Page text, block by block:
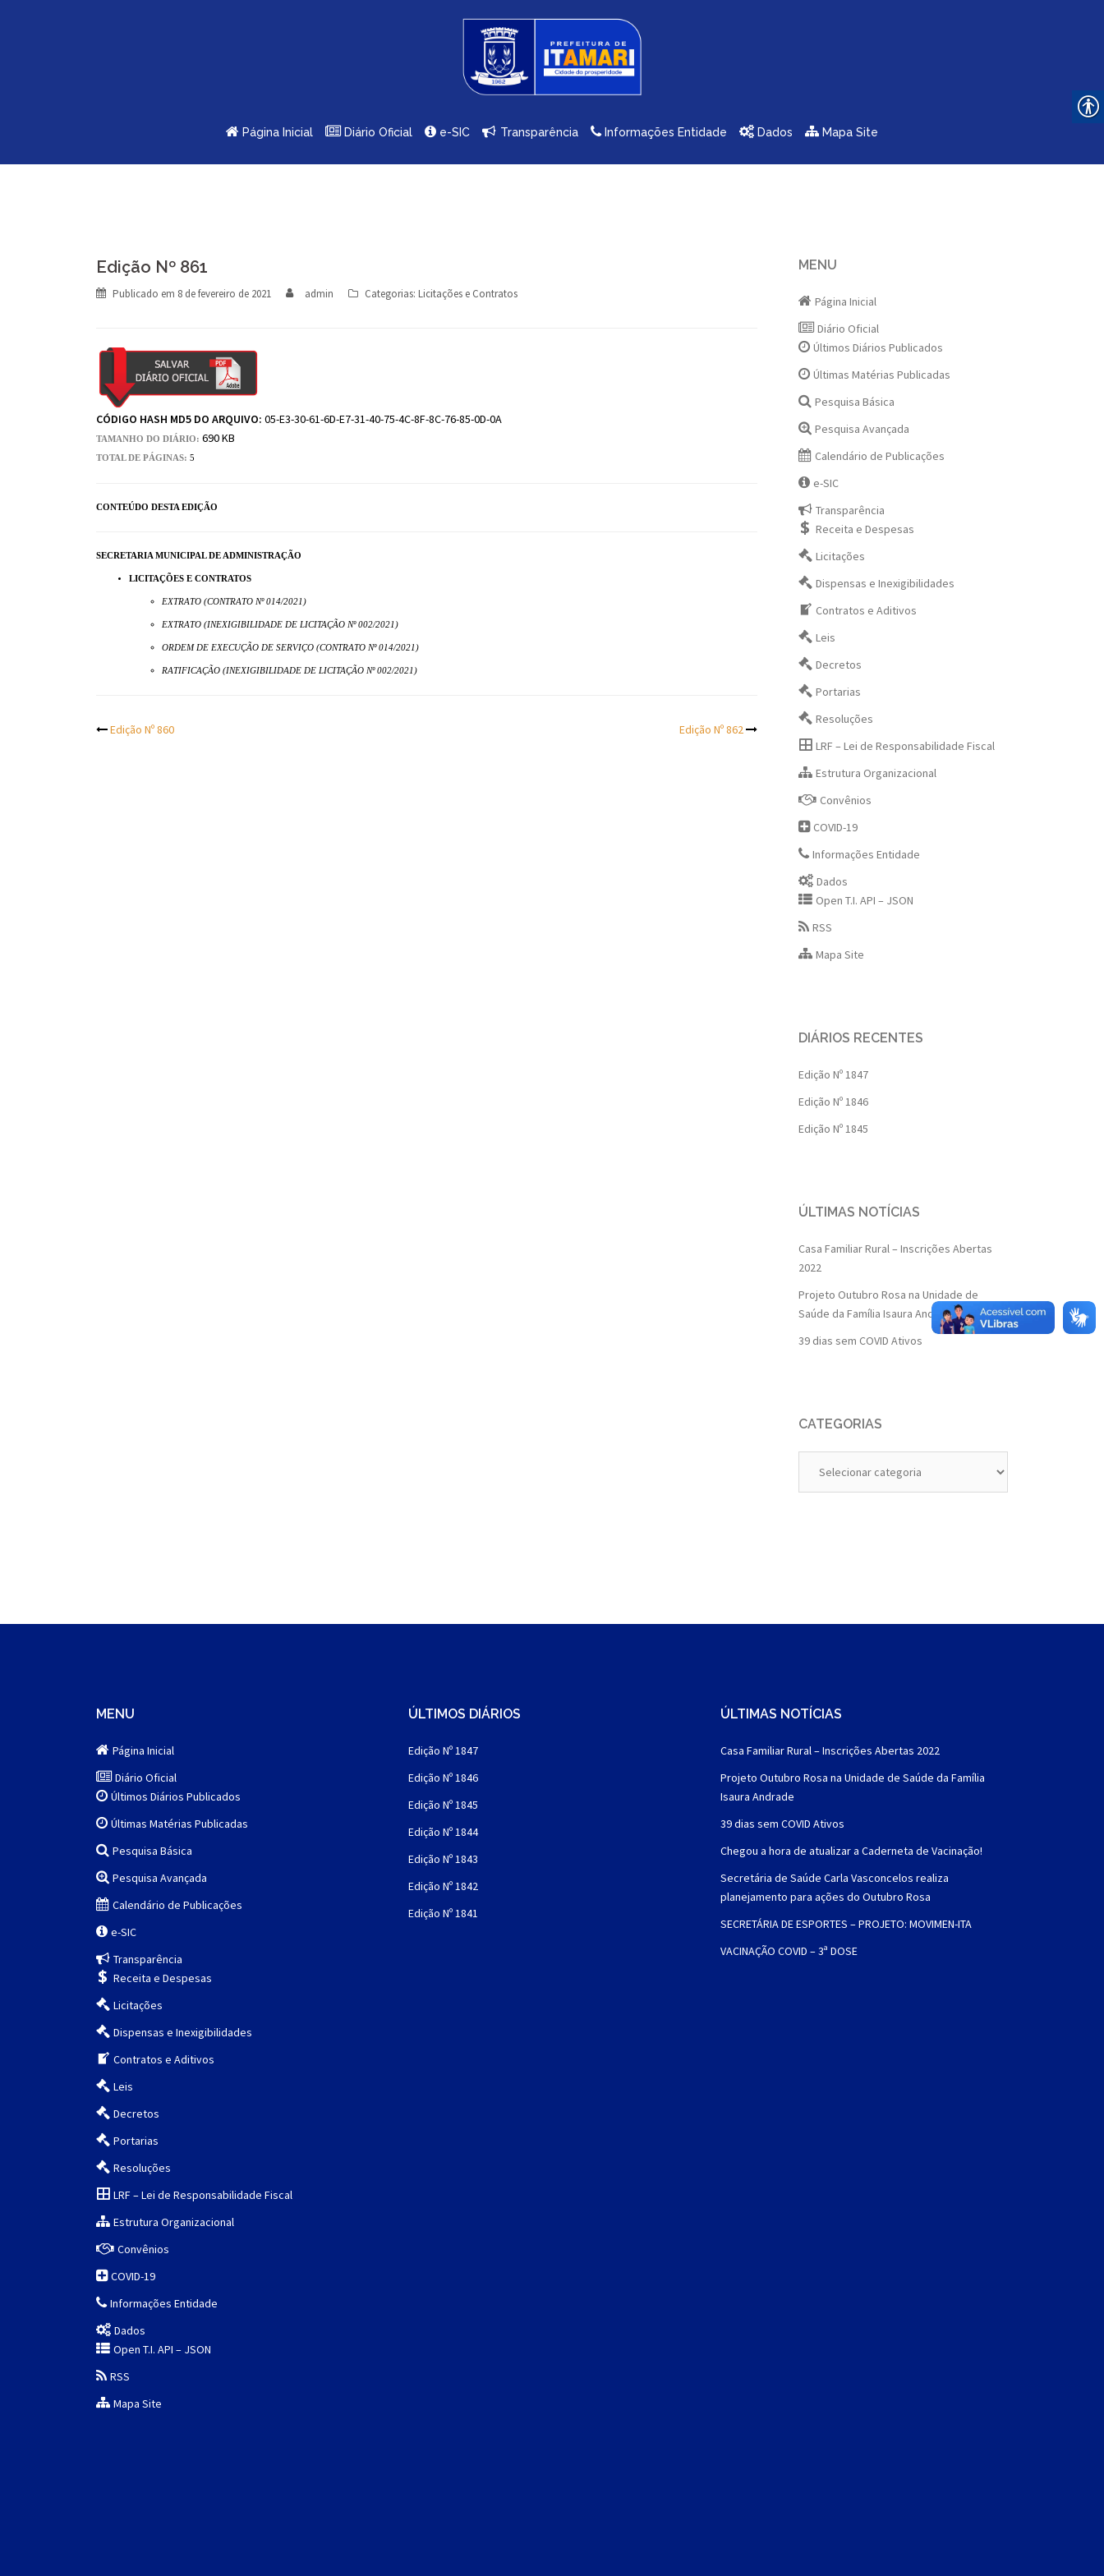
Página Inicial Diário Oficial e-SIC Transparência Informações Entidade Dados Mapa Site
Edição Nº 861
Publicado em 8 de fevereiro de 2021 admin Categorias: Licitações e Contratos
CÓDIGO HASH MD5 DO ARQUIVO: 05-E3-30-61-6D-E7-31-40-75-4C-8F-8C-76-85-0D-0A
TAMANHO DO DIÁRIO: 690 KB
TOTAL DE PÁGINAS: 5
CONTEÚDO DESTA EDIÇÃO
SECRETARIA MUNICIPAL DE ADMINISTRAÇÃO
LICITAÇÕES E CONTRATOS
EXTRATO (CONTRATO Nº 014/2021)
EXTRATO (INEXIGIBILIDADE DE LICITAÇÃO Nº 002/2021)
ORDEM DE EXECUÇÃO DE SERVIÇO (CONTRATO Nº 014/2021)
RATIFICAÇÃO (INEXIGIBILIDADE DE LICITAÇÃO Nº 002/2021)
Post
Edição Nº 860 Edição Nº 862
MENU
Página Inicial
Diário Oficial
Últimos Diários Publicados
Últimas Matérias Publicadas
Pesquisa Básica
Pesquisa Avançada
Calendário de Publicações
e-SIC
Transparência
Receita e Despesas
Licitações
Dispensas e Inexigibilidades
Contratos e Aditivos
Leis
Decretos
Portarias
Resoluções
LRF – Lei de Responsabilidade Fiscal
Estrutura Organizacional
Convênios
COVID-19
Informações Entidade
Dados
Open T.I. API – JSON
RSS
Mapa Site
DIÁRIOS RECENTES
Edição Nº 1847
Edição Nº 1846
Edição Nº 1845
ÚLTIMAS NOTÍCIAS
Casa Familiar Rural – Inscrições Abertas
2022
Projeto Outubro Rosa na Unidade de
Saúde da Família Isaura Andrade
39 dias sem COVID Ativos
CATEGORIAS
MENU
Página Inicial
Diário Oficial
Últimos Diários Publicados
Últimas Matérias Publicadas
Pesquisa Básica
Pesquisa Avançada
Calendário de Publicações
e-SIC
Transparência
Receita e Despesas
Licitações
Dispensas e Inexigibilidades
Contratos e Aditivos
Leis
Decretos
Portarias
Resoluções
LRF – Lei de Responsabilidade Fiscal
Estrutura Organizacional
Convênios
COVID-19
Informações Entidade
Dados
Open T.I. API – JSON
RSS
Mapa Site
ÚLTIMOS DIÁRIOS
Edição Nº 1847
Edição Nº 1846
Edição Nº 1845
Edição Nº 1844
Edição Nº 1843
Edição Nº 1842
Edição Nº 1841
ÚLTIMAS NOTÍCIAS
Casa Familiar Rural – Inscrições Abertas 2022
Projeto Outubro Rosa na Unidade de Saúde da Família
Isaura Andrade
39 dias sem COVID Ativos
Chegou a hora de atualizar a Caderneta de Vacinação!
Secretária de Saúde Carla Vasconcelos realiza
planejamento para ações do Outubro Rosa
SECRETÁRIA DE ESPORTES – PROJETO: MOVIMEN-ITA
VACINAÇÃO COVID – 3ª DOSE